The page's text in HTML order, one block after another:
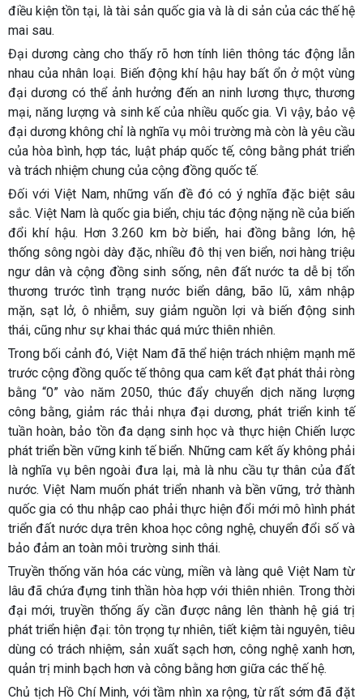
điều kiện tồn tại, là tài sản quốc gia và là di sản của các thế hệ
mai sau.
Đại dương càng cho thấy rõ hơn tính liên thông tác động lẫn
nhau của nhân loại. Biến động khí hậu hay bất ổn ở một vùng
đại dương có thể ảnh hưởng đến an ninh lương thực, thương
mại, năng lượng và sinh kế của nhiều quốc gia. Vì vậy, bảo vệ
đại dương không chỉ là nghĩa vụ môi trường mà còn là yêu cầu
của hòa bình, hợp tác, luật pháp quốc tế, công bằng phát triển
và trách nhiệm chung của cộng đồng quốc tế.
Đối với Việt Nam, những vấn đề đó có ý nghĩa đặc biệt sâu
sắc. Việt Nam là quốc gia biển, chịu tác động nặng nề của biến
đổi khí hậu. Hơn 3.260 km bờ biển, hai đồng bằng lớn, hệ
thống sông ngòi dày đặc, nhiều đô thị ven biển, nơi hàng triệu
ngư dân và cộng đồng sinh sống, nên đất nước ta dễ bị tổn
thương trước tình trạng nước biển dâng, bão lũ, xâm nhập
mặn, sạt lở, ô nhiễm, suy giảm nguồn lợi và biến động sinh
thái, cũng như sự khai thác quá mức thiên nhiên.
Trong bối cảnh đó, Việt Nam đã thể hiện trách nhiệm mạnh mẽ
trước cộng đồng quốc tế thông qua cam kết đạt phát thải ròng
bằng “0” vào năm 2050, thúc đẩy chuyển dịch năng lượng
công bằng, giảm rác thải nhựa đại dương, phát triển kinh tế
tuần hoàn, bảo tồn đa dạng sinh học và thực hiện Chiến lược
phát triển bền vững kinh tế biển. Những cam kết ấy không phải
là nghĩa vụ bên ngoài đưa lại, mà là nhu cầu tự thân của đất
nước. Việt Nam muốn phát triển nhanh và bền vững, trở thành
quốc gia có thu nhập cao phải thực hiện đổi mới mô hình phát
triển đất nước dựa trên khoa học công nghệ, chuyển đổi số và
bảo đảm an toàn môi trường sinh thái.
Truyền thống văn hóa các vùng, miền và làng quê Việt Nam từ
lâu đã chứa đựng tinh thần hòa hợp với thiên nhiên. Trong thời
đại mới, truyền thống ấy cần được nâng lên thành hệ giá trị
phát triển hiện đại: tôn trọng tự nhiên, tiết kiệm tài nguyên, tiêu
dùng có trách nhiệm, sản xuất sạch hơn, công nghệ xanh hơn,
quản trị minh bạch hơn và công bằng hơn giữa các thế hệ.
Chủ tịch Hồ Chí Minh, với tầm nhìn xa rộng, từ rất sớm đã đặt